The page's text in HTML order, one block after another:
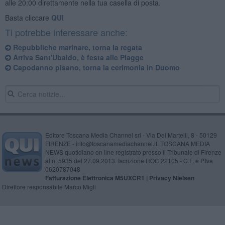
alle 20:00 direttamente nella tua casella di posta.
Basta cliccare QUI
Ti potrebbe interessare anche:
Repubbliche marinare, torna la regata
Arriva Sant'Ubaldo, è festa alle Piagge
Capodanno pisano, torna la cerimonia in Duomo
Editore Toscana Media Channel srl - Via Dei Martelli, 8 - 50129
FIRENZE - info@toscanamediachannel.it. TOSCANA MEDIA
NEWS quotidiano on line registrato presso il Tribunale di Firenze
al n. 5935 del 27.09.2013. Iscrizione ROC 22105 - C.F. e P.Iva
0620787048
Fatturazione Elettronica M5UXCR1 | Privacy Nielsen
Direttore responsabile Marco Migli